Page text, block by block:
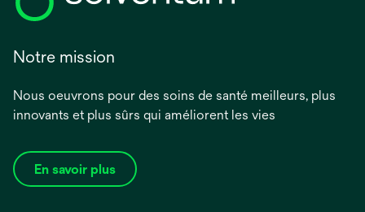
Notre mission
Nous oeuvrons pour des soins de santé meilleurs, plus
innovants et plus sûrs qui améliorent les vies
En savoir plus